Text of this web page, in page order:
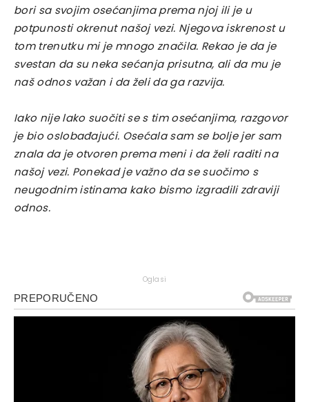
bori sa svojim osećanjima prema njoj ili je u
potpunosti okrenut našoj vezi. Njegova iskrenost u
tom trenutku mi je mnogo značila. Rekao je da je
svestan da su neka sećanja prisutna, ali da mu je
naš odnos važan i da želi da ga razvija.
Iako nije lako suočiti se s tim osećanjima, razgovor
je bio oslobađajući. Osećala sam se bolje jer sam
znala da je otvoren prema meni i da želi raditi na
našoj vezi. Ponekad je važno da se suočimo s
neugodnim istinama kako bismo izgradili zdraviji
odnos.
Oglasi